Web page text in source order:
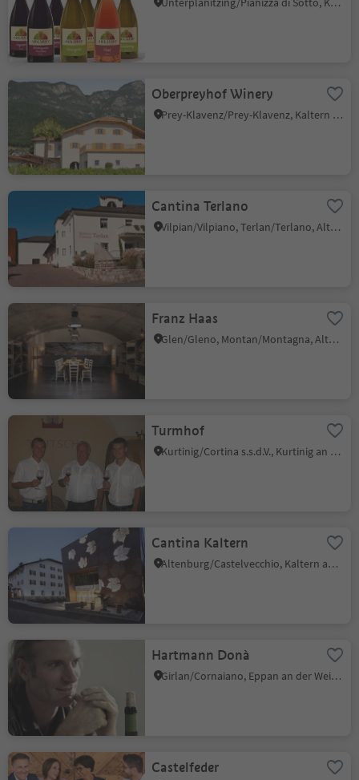
Oberpreyhof Winery
Prey-Klavenz/Prey-Klavenz, Kaltern an der Weinstraße/Caldaro sulla Strada del Vino, Alto Adige Wine Road
Cantina Terlano
Vilpian/Vilpiano, Terlan/Terlano, Alto Adige Wine Road
Franz Haas
Glen/Gleno, Montan/Montagna, Alto Adige Wine Road
Turmhof
Kurtinig/Cortina s.s.d.V., Kurtinig an der Weinstraße/Cortina sulla Strada del Vino, Alto Adige Wine Road
Cantina Kaltern
Altenburg/Castelvecchio, Kaltern an der Weinstraße/Caldaro sulla Strada del Vino, Alto Adige Wine Road
Hartmann Donà
Girlan/Cornaiano, Eppan an der Weinstaße/Appiano sulla Strada del Vino, Alto Adige Wine Road
Castelfeder